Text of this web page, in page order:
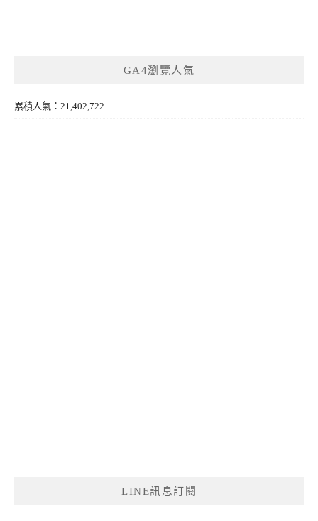
GA4瀏覽人氣
累積人氣：21,402,722
LINE訊息訂閱